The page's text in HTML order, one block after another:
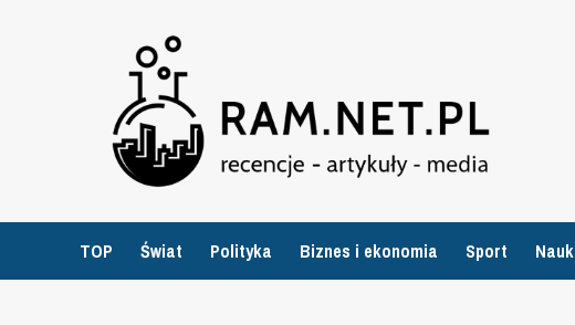
TOP Świat Polityka Biznes i ekonomia Sport